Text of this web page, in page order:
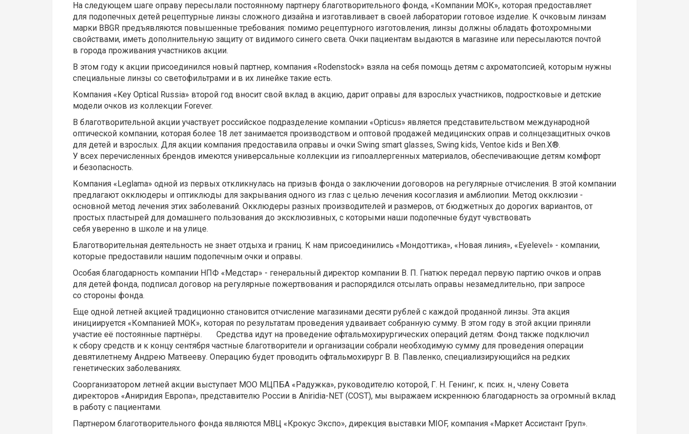
На следующем шаге оправу пересылали постоянному партнеру благотворительного фонда, «Компании МОК», которая предоставляет
для подопечных детей рецептурные линзы сложного дизайна и изготавливает в своей лаборатории готовое изделие. К очковым линзам
марки BBGR предъявляются повышенные требования: помимо рецептурного изготовления, линзы должны обладать фотохромными
свойствами, иметь дополнительную защиту от видимого синего света. Очки пациентам выдаются в магазине или пересылаются почтой
в города проживания участников акции.
В этом году к акции присоединился новый партнер, компания «Rodenstock» взяла на себя помощь детям с ахроматопсией, которым нужны
специальные линзы со светофильтрами и в их линейке такие есть.
Компания «Key Optical Russia» второй год вносит свой вклад в акцию, дарит оправы для взрослых участников, подростковые и детские
модели очков из коллекции Forever.
В благотворительной акции участвует российское подразделение компании «Opticus» является представительством международной
оптической компании, которая более 18 лет занимается производством и оптовой продажей медицинских оправ и солнцезащитных очков
для детей и взрослых. Для акции компания предоставила оправы и очки Swing smart glasses, Swing kids, Ventoe kids и Ben.X®.
У всех перечисленных брендов имеются универсальные коллекции из гипоаллергенных материалов, обеспечивающие детям комфорт
и безопасность.
Компания «Leglama» одной из первых откликнулась на призыв фонда о заключении договоров на регулярные отчисления. В этой компании
предлагают окклюдеры и оптиклюды для закрывания одного из глаз с целью лечения косоглазия и амблиопии. Метод окклюзии -
основной метод лечения этих заболеваний. Окклюдеры разных производителей и размеров, от бюджетных до дорогих вариантов, от
простых пластырей для домашнего пользования до эксклюзивных, с которыми наши подопечные будут чувствовать
себя уверенно в школе и на улице.
Благотворительная деятельность не знает отдыха и границ. К нам присоединились «Мондоттика», «Новая линия», «Eyelevel» - компании,
которые предоставили нашим подопечным очки и оправы.
Особая благодарность компании НПФ «Медстар» - генеральный директор компании В. П. Гнатюк передал первую партию очков и оправ
для детей фонда, подписал договор на регулярные пожертвования и распорядился отсылать оправы незамедлительно, при запросе
со стороны фонда.
Еще одной летней акцией традиционно становится отчисление магазинами десяти рублей с каждой проданной линзы. Эта акция
инициируется «Компанией МОК», которая по результатам проведения удваивает собранную сумму. В этом году в этой акции приняли
участие её постоянные партнёры. Средства идут на проведение офтальмохирургических операций детям. Фонд также подключил
к сбору средств и к концу сентября частные благотворители и организации собрали необходимую сумму для проведения операции
девятилетнему Андрею Матвееву. Операцию будет проводить офтальмохирург В. В. Павленко, специализирующийся на редких
генетических заболеваниях.
Соорганизатором летней акции выступает МОО МЦПБА «Радужка», руководителю которой, Г. Н. Генинг, к. псих. н., члену Совета
директоров «Аниридия Европа», представителю России в Aniridia-NET (COST), мы выражаем искреннюю благодарность за огромный вклад
в работу с пациентами.
Партнером благотворительного фонда являются МВЦ «Крокус Экспо», дирекция выставки MIOF, компания «Маркет Ассистант Груп».